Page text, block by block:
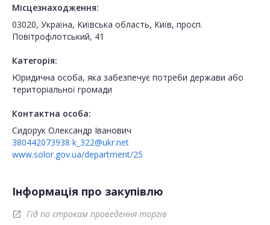
Місцезнаходження:
03020, Україна, Київська область, Київ, просп.
Повітрофлотський, 41
Категорія:
Юридична особа, яка забезпечує потреби держави або
територіальної громади
Контактна особа:
Сидорук Олександр Іванович
380442073938 k_322@ukr.net
www.solor.gov.ua/department/25
Інформація про закупівлю
open_in_new Гід по строкам проведення торгів